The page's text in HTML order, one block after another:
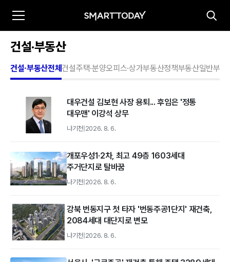
건설·부동산
건설·부동산전체건설주택·분양오피스·상가부동산정책부동산일반부동
대우건설 김보현 사장 용퇴... 후임은 '정통
대우맨' 이강석 상무
나기천 2026. 8. 6.
개포우성1·2차, 최고 49층 1603세대
주거단지로 탈바꿈
나기천 2026. 8. 6.
강북 번동지구 첫 타자 '번동주공1단지' 재건축,
2084세대 대단지로 변모
나기천 2026. 8. 6.